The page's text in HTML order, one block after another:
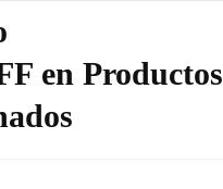
en Productos